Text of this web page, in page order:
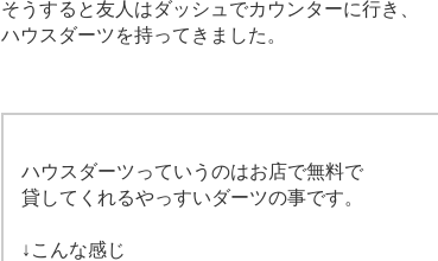
そうすると友人はダッシュでカウンターに行き、
ハウスダーツを持ってきました。
ハウスダーツっていうのはお店で無料で
貸してくれるやっすいダーツの事です。
↓こんな感じ